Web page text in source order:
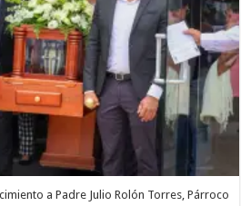
a Padre Julio Rolón Torres, Párroco